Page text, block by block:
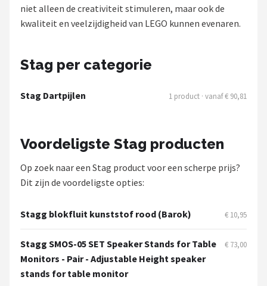
Target
Bull's
Dart
Mission
Harrows
KOTO
Unicorn
Red Dragon
niet alleen de creativiteit stimuleren, maar ook de
kwaliteit en veelzijdigheid van LEGO kunnen evenaren.
Stag per categorie
Stag Dartpijlen 1 product · vanaf € 90,81
Voordeligste Stag producten
Op zoek naar een Stag product voor een scherpe prijs?
Dit zijn de voordeligste opties:
Stagg blokfluit kunststof rood (Barok) € 10,95
Stagg SMOS-05 SET Speaker Stands for Table
Monitors - Pair - Adjustable Height speaker
stands for table monitor
€ 73,00